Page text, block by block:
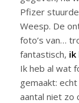
Pfizer
Weesp. De
foto’s van…
fantastisch, ik
Ik heb al wat
gemaakt:
aantal niet zo